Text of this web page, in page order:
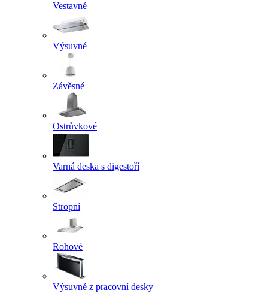
Vestavné
Výsuvné
Závěsné
Ostrůvkové
Varná deska s digestoří
Stropní
Rohové
Výsuvné z pracovní desky